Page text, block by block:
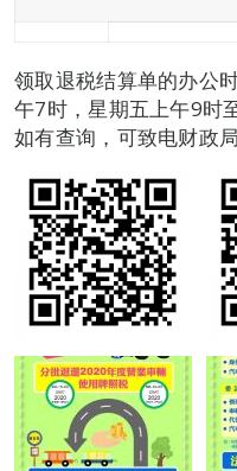
领取退税结算单的办公
午7时，星期五上午9时
如有查询，可致电财政